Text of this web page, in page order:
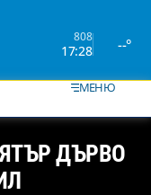
808
17:28 --°
МЕНЮ
ДЪРВО